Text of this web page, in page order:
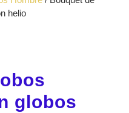
apertura
helio
globos